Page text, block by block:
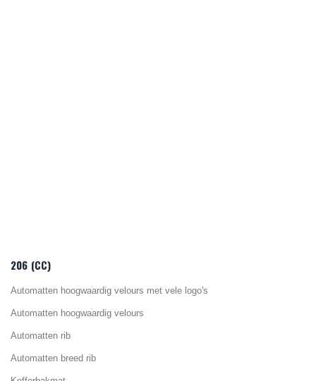
206 (CC)
Automatten hoogwaardig velours met vele logo's
Automatten hoogwaardig velours
Automatten rib
Automatten breed rib